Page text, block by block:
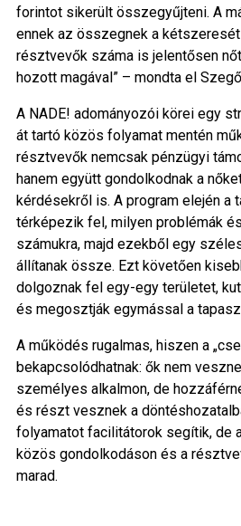
forintot sikerült összegyűjteni. A
ennek az összegnek a
résztvevők száma is jelentősen
hozott magával” – mondta el
A NADE! adományozói körei egy
át tartó közös folyamat mentén
résztvevők nemcsak pénzügyi
hanem együtt gondolkodnak a
kérdésekről is. A program elején a
térképezik fel, milyen problémák
számukra, majd ezekből egy
állítanak össze. Ezt követően
dolgoznak fel egy-egy területet,
és megosztják egymással a
A működés rugalmas, hiszen a
bekapcsolódhatnak: ők nem
személyes alkalmon, de
és részt vesznek a
folyamatot facilitátorok segítik, de
közös gondolkodáson és a
marad.